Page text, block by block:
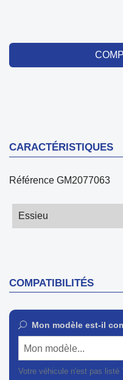
CARACTÉRISTIQUES
Référence GM2077063
Essieu
COMPATIBILITÉS
Mon modèle est-il
Mon modèle...
Votre véhicule n'est pas listé